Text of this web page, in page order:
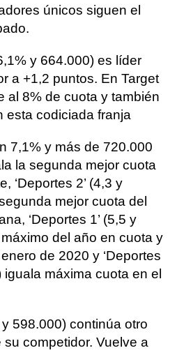
únicos siguen el
y 664.000) es líder
a +1,2 puntos. En Target
al 8% de cuota y también
esta codiciada franja
7,1% y más de 720.000
la segunda mejor cuota
‘Deportes 2’ (4,3 y
mejor cuota del
‘Deportes 1’ (5,5 y
del año en cuota y
de 2020 y ‘Deportes
iguala máxima cuota en el
y 598.000) continúa otro
competidor. Vuelve a